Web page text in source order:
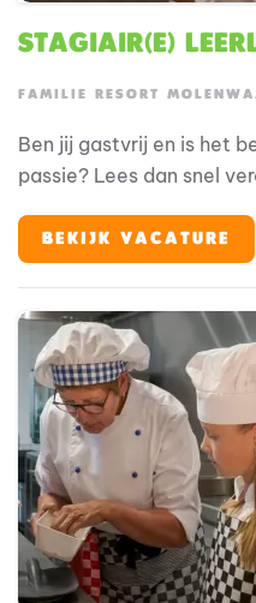
Stagiair(e)
FAMILIE RESORT
Ben jij gastvrij en is het
passie? Lees dan snel
BEKIJK VACATURE